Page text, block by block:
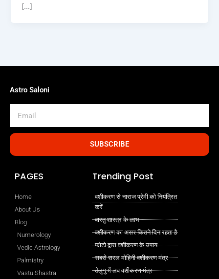
[…]
Astro Saloni
SUBSCRIBE
PAGES
Home
About Us
Blog
Numerology
Vedic Astrology
Palmistry
Vastu Shastra
Trending Post
वशीकरण से नाराज प्रेमी को नियंत्रित
करें
वास्तु शास्त्र के लाभ
वशीकरण का असर कितने दिन रहता है
फोटो द्वारा वशीकरण के उपाय
सबसे सरल मोहिनी वशीकरण मंत्र
तेलुगु में लव वशीकरण मंत्र